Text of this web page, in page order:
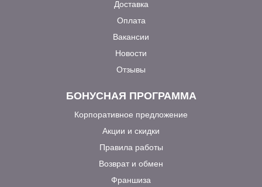
Доставка
Оплата
Вакансии
Новости
Отзывы
БОНУСНАЯ ПРОГРАММА
Корпоративное предложение
Акции и скидки
Правила работы
Возврат и обмен
Франшиза